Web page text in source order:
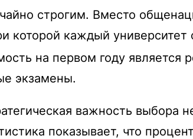
строгим. Вместо
которой каждый
на первом году
экзамены.
важность выбора
показывает, что